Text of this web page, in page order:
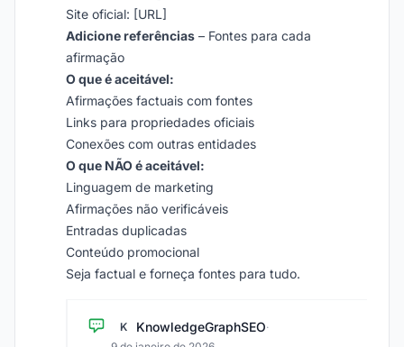
Site oficial: [URL]
Adicione referências – Fontes para cada
afirmação
O que é aceitável:
Afirmações factuais com fontes
Links para propriedades oficiais
Conexões com outras entidades
O que NÃO é aceitável:
Linguagem de marketing
Afirmações não verificáveis
Entradas duplicadas
Conteúdo promocional
Seja factual e forneça fontes para tudo.
K KnowledgeGraphSEO·